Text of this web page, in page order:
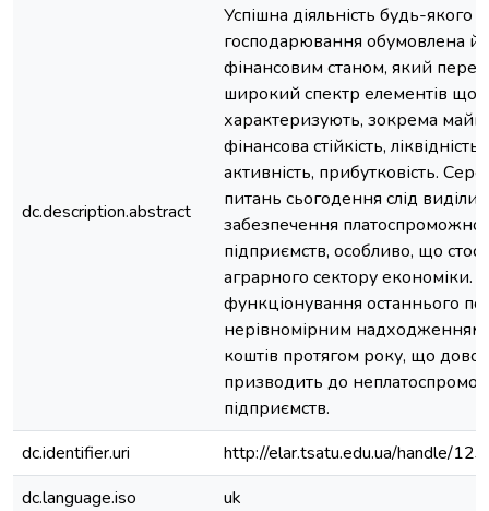
dc.description.abstract
Успішна діяльність будь-якого
господарювання обумовлена
фінансовим станом, який
широкий спектр елементів що
характеризують, зокрема
фінансова стійкість,
активність, прибутковість.
питань сьогодення слід
забезпечення
підприємств, особливо, що
аграрного сектору економіки.
функціонування останнього
нерівномірним надходженням
коштів протягом року, що
призводить до
підприємств.
dc.identifier.uri
http://elar.tsatu.edu.ua/handle/
dc.language.iso
uk